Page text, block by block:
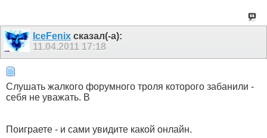
IceFenix сказал(-а):
11.04.2011 17:18
Слушать жалкого форумного троля которого забанили -
себя не уважать. В
Поиграете - и сами увидите какой онлайн.